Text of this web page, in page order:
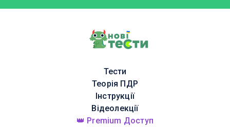
Тести
Теорія ПДР
Інструкції
Відеолекції
👑 Premium Доступ